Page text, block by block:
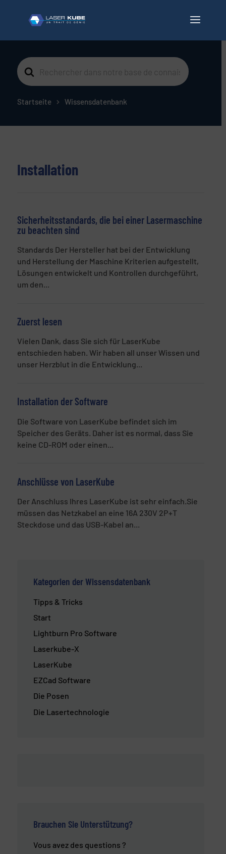
Suche
nach
Startseite Wissensdatenbank
Installation
Sicherheitsstandards, die bei einer Lasermaschine
zu beachten sind
Standards Der Hersteller hat bei der Entwicklung
und Herstellung der Maschine Kriterien aufgestellt,
Lösungen entwickelt und Kontrollen durchgeführt,
um den...
Zuerst lesen
Vielen Dank, dass Sie sich für LaserKube
entschieden haben. Wir haben all unser Wissen und
unser Herzblut in die Entwicklung...
Installation der Software
Die Software von LaserKube befindet sich im
Speicher des Geräts. Daher ist es normal, dass Sie
keine CD-ROM oder einen...
Anschlüsse von LaserKube
Der Anschluss Ihres LaserKube ist sehr einfach.Sie
müssen das Netzkabel an eine 16A 230V 2P+T
Steckdose und das USB-Kabel an...
Kategorien der Wissensdatenbank
Tipps & Tricks
Start
Lightburn Pro Software
Laserkube-X
LaserKube
EZCad Software
Die Posen
Die Lasertechnologie
Brauchen Sie Unterstützung?
Vous avez des questions ?